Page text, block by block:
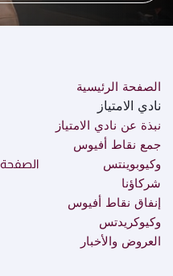
الصفحة الرئيسية
نادي الامتياز
نبذة عن نادي الامتياز
جمع نقاط أفيوس
وكيوبوينتس
شركاؤنا
إنفاق نقاط أفيوس
وكيوكريدتس
العروض والأخبار
الصفحة